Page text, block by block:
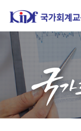
홈페이지가 새
한국조세재정